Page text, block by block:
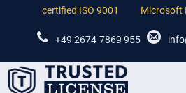
+49 2674-7869 955
certified ISO 9001 Microsoft